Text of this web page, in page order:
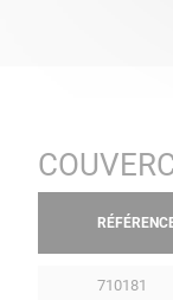
710181